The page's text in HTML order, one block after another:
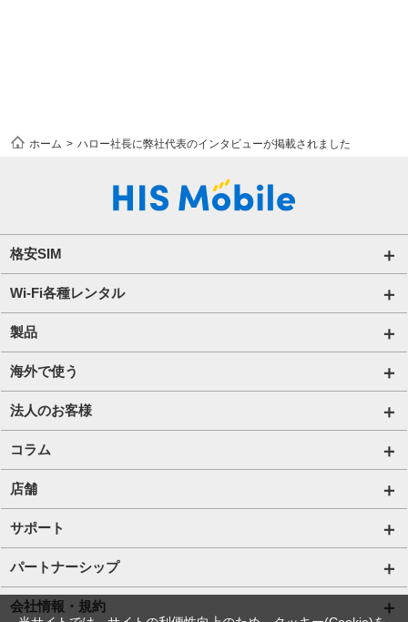
ホーム ハロー社長に弊社代表のインタビューが掲載されました
格安SIM
国内通信SIM一覧
自由自在2.0プラン
ビタッ！プラン
販売終了したプラン
Wi-Fi各種レンタル
法人のお客様トップページ
海外短期レンタル HIS Wi-Fi
国内外長期レンタル HIS Wi-Fi PLUS+
携帯レンタル
製品
オンラインショップ
HIS Mobileケア
海外で使う
海外短期レンタル HIS Wi-Fi
国内外長期レンタル HIS Wi-Fi PLUS+
Trip SIM(海外利用 プリペイド eSIM)
法人のお客様
サービス一覧【法人】
格安SIM【法人】
ご利用開始の流れ【法人】
法人向け取扱端末
コラム
コラムTOP
格安SIMに関する記事
スマホ・タブレット端末に関する記事
店舗
HISモバイル取扱店舗
サポート
サポートトップページ
SIMロック解除手続き
パートナーシップ
店舗型代理店募集
会社情報・規約